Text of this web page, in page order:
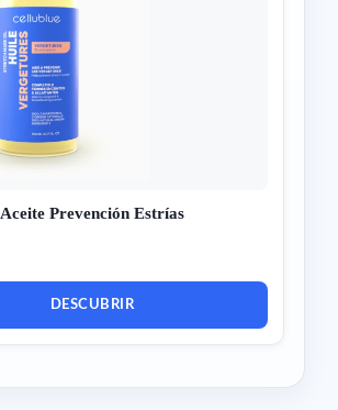
Aceite Prevención Estrías
DESCUBRIR